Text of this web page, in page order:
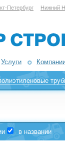
Петербург Нижний
Услуги
в названии